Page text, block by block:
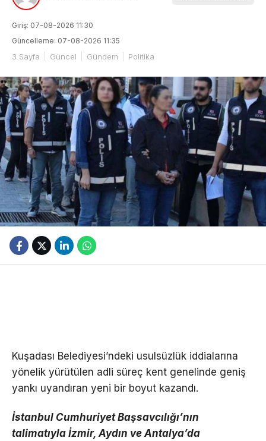
Giriş: 07-08-2026 11:30
Güncelleme: 07-08-2026 11:35
3.Sayfa Güncel Gündem Politika
Kuşadası Belediyesi’ndeki usulsüzlük iddialarına
yönelik yürütülen adli süreç kent genelinde geniş
yankı uyandıran yeni bir boyut kazandı.
İstanbul Cumhuriyet Başsavcılığı’nın
talimatıyla İzmir, Aydın ve Antalya’da